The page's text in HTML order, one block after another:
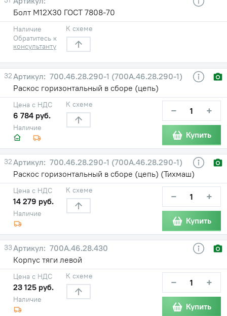
Болт М12Х30 ГОСТ 7808-70
Наличие
Обратитесь к
консультанту
К схеме
32
700.46.28.290-1 (700А.46.28.290-1)
Раскос горизонтальный в сборе (цепь)
Наличие
Цена с НДС
6 784 руб.
К схеме − +
Купить
32
700.46.28.290-1 (700А.46.28.290-1)
Раскос горизонтальный в сборе (цепь) (Тихмаш)
Наличие
Цена с НДС
14 279 руб.
К схеме − +
Купить
33
700А.46.28.430
Корпус тяги левой
Наличие
Цена с НДС
23 125 руб.
К схеме − +
Купить